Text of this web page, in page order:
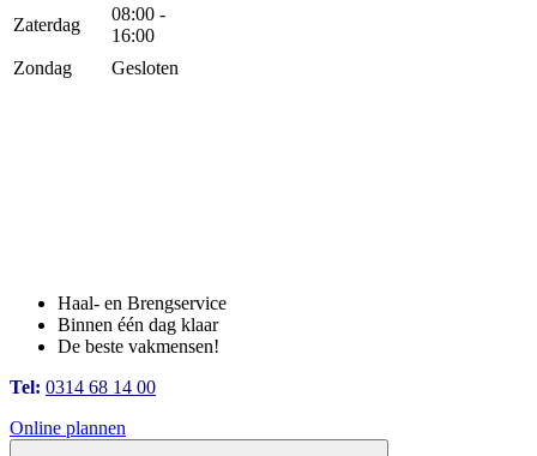
Zaterdag
08:00 -
16:00
Zondag
Gesloten
Haal- en Brengservice
Binnen één dag klaar
De beste vakmensen!
Tel: 0314 68 14 00
Online plannen